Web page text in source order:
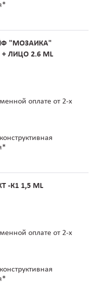
"МОЗАИКА"
ЛИЦО 2.6 ML
оплате от 2-х
-К1 1,5 ML
оплате от 2-х